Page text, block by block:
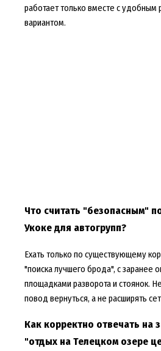
работает только вместе с удобным
вариантом.
Что считать "безопасным"
Укоке для автогрупп?
Ехать только по существующему
"поиска лучшего брода", с заранее
площадками разворота и стоянок.
повод вернуться, а не расширять
Как корректно отвечать на
"отдых на Телецком озере